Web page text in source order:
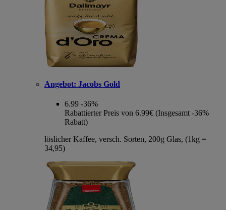
Angebot: Jacobs Gold
6.99 -36%
Rabattierter Preis von 6.99€ (Insgesamt -36%
Rabatt)
löslicher Kaffee, versch. Sorten, 200g Glas, (1kg =
34,95)